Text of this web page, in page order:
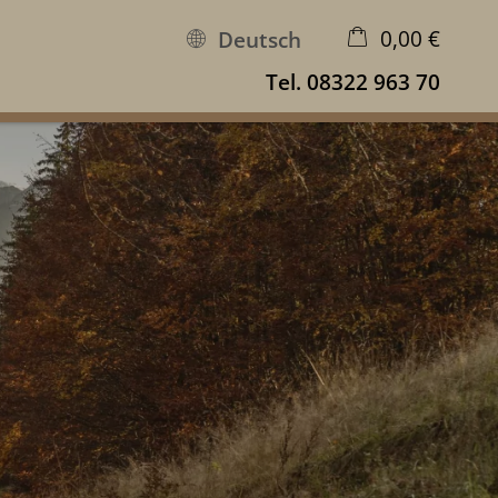
Deutsch
Tel. 08322 963 70
0,00 €
×
Warenkorb ist leer